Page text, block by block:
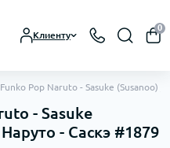
Клиенту
0
Pop Naruto - Sasuke (Susanoo)
- Sasuke
- Саскэ #1879